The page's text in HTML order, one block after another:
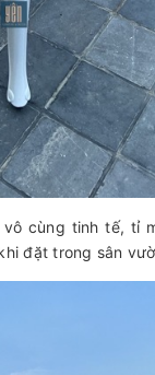
cùng tinh tế, tỉ
đặt trong sân